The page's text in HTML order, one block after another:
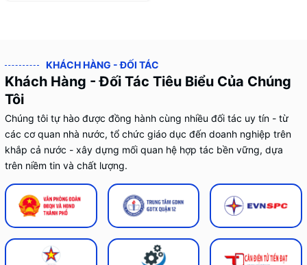
KHÁCH HÀNG - ĐỐI TÁC
Khách Hàng - Đối Tác Tiêu Biểu Của Chúng
Tôi
Chúng tôi tự hào được đồng hành cùng nhiều đối tác uy tín - từ
các cơ quan nhà nước, tổ chức giáo dục đến doanh nghiệp trên
khắp cả nước - xây dựng mối quan hệ hợp tác bền vững, dựa
trên niềm tin và chất lượng.